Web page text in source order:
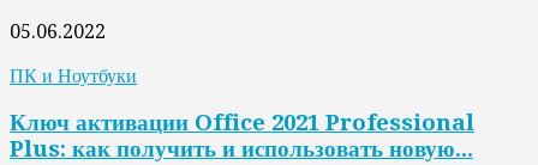
05.06.2022
ПК и Ноутбуки
Ключ активации Office 2021 Professional
Plus: как получить и использовать новую...